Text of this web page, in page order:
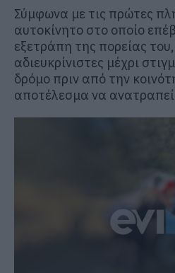
Σύμφωνα με τις πρώτες
αυτοκίνητο στο οποίο
εξετράπη της πορείας
αδιευκρίνιστες μέχρι
δρόμο πριν από την
αποτέλεσμα να